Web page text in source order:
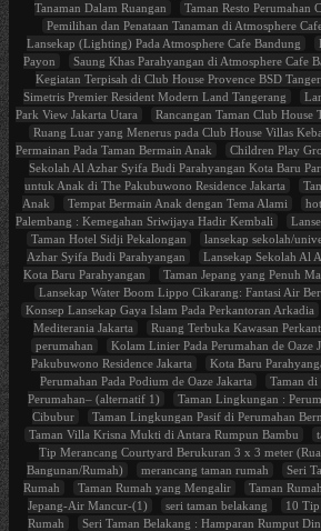
Tanaman Dalam Ruangan
Taman Resto Perumahan
Pemilihan dan Penataan Tanaman di Atmosphere
Lansekap (Lighting) Pada Atmosphere Cafe Bandung
Payon
Saung Khas Parahyangan di Atmosphere Cafe
Kegiatan Terpisah di Club House Provence BSD
Simetris Premier Resident Modern Land Tangerang
Park View Jakarta Utara
Rancangan Taman Club House
Ruang Luar yang Menerus pada Club House Villas
Permainan Pada Taman Bermain Anak
Children Play
Sekolah Al Azhar Syifa Budi Parahyangan Kota Baru
untuk Anak di The Pakubuwono Residence Jakarta
Anak
Tempat Bermain Anak dengan Tema Alami
Palembang : Kemegahan Sriwijaya Hadir Kembali
Taman Hotel Sidji Pekalongan
lansekap sekolah/
Azhar Syifa Budi Parahyangan
Lansekap Sekolah Al
Kota Baru Parahyangan
Taman Jepang yang Penuh
Lansekap Water Boom Lippo Cikarang: Fantasi Air
Konsep Lansekap Gaya Islam Pada Perkantoran Arkadia
Mediterania Jakarta
Ruang Terbuka Kawasan
perumahan
Kolam Linier Pada Perumahan de Oaze
Pakubuwono Residence Jakarta
Kota Baru
Perumahan Pada Podium de Oaze Jakarta
Taman
Perumahan– (alternatif 1)
Taman Lingkungan :
Cibubur
Taman Lingkungan Pasif di Perumahan
Taman Villa Krisna Mukti di Antara Rumpun Bambu
Tip Merancang Courtyard Berukuran 3 x 3 meter
Bangunan/Rumah)
merancang taman rumah
Seri
Rumah
Taman Rumah yang Mengalir
Taman
Jepang-Air Mancur-(1)
seri taman belakang
10 Tip
Rumah
Seri Taman Belakang : Hamparan Rumput